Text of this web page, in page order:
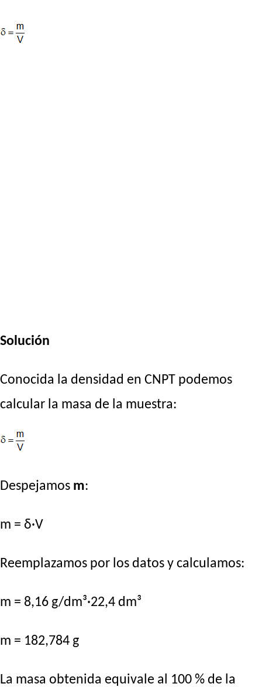
Solución
Conocida la densidad en CNPT podemos
calcular la masa de la muestra:
Despejamos m:
m = δ·V
Reemplazamos por los datos y calculamos:
m = 8,16 g/dm³·22,4 dm³
m = 182,784 g
La masa obtenida equivale al 100 % de la